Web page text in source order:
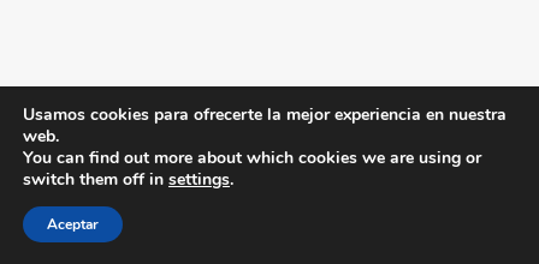
Usamos cookies para ofrecerte la mejor experiencia en nuestra
web.
You can find out more about which cookies we are using or
switch them off in settings.
Aceptar